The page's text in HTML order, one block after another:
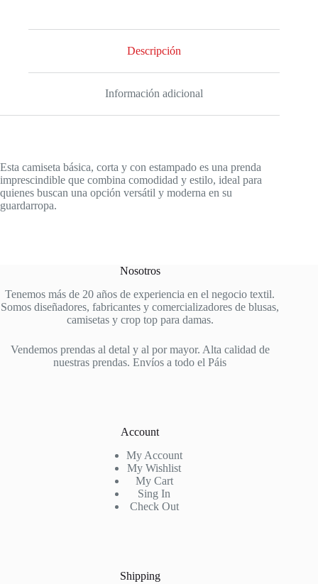
Descripción
Información adicional
Esta camiseta básica, corta y con estampado es una prenda
imprescindible que combina comodidad y estilo, ideal para
quienes buscan una opción versátil y moderna en su
guardarropa.
Nosotros
Tenemos más de 20 años de experiencia en el negocio textil.
Somos diseñadores, fabricantes y comercializadores de blusas,
camisetas y crop top para damas.
Vendemos prendas al detal y al por mayor. Alta calidad de
nuestras prendas. Envíos a todo el Páis
Account
My Account
My Wishlist
My Cart
Sing In
Check Out
Shipping